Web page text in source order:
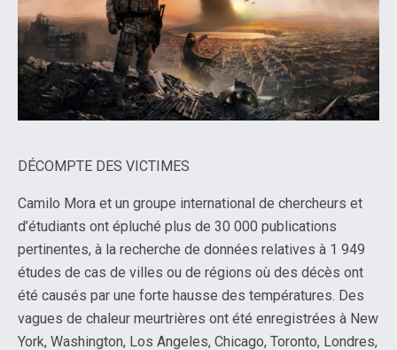
DÉCOMPTE DES VICTIMES
Camilo Mora et un groupe international de chercheurs et
d’étudiants ont épluché plus de 30 000 publications
pertinentes, à la recherche de données relatives à 1 949
études de cas de villes ou de régions où des décès ont
été causés par une forte hausse des températures. Des
vagues de chaleur meurtrières ont été enregistrées à New
York, Washington, Los Angeles, Chicago, Toronto, Londres,